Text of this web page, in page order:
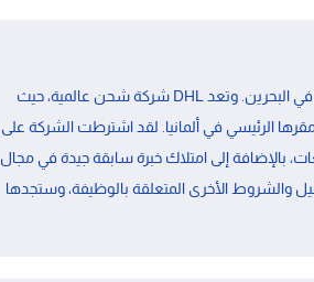
من الجنسين للعمل في البحرين. وتعد DHL شركة شحن عالمية، حيث
الرئيسي في ألمانيا. لقد اشترطت الشركة على
بالإضافة إلى امتلاك خبرة سابقة جيدة في مجال
والشروط الأخرى المتعلقة بالوظيفة، وستجدها